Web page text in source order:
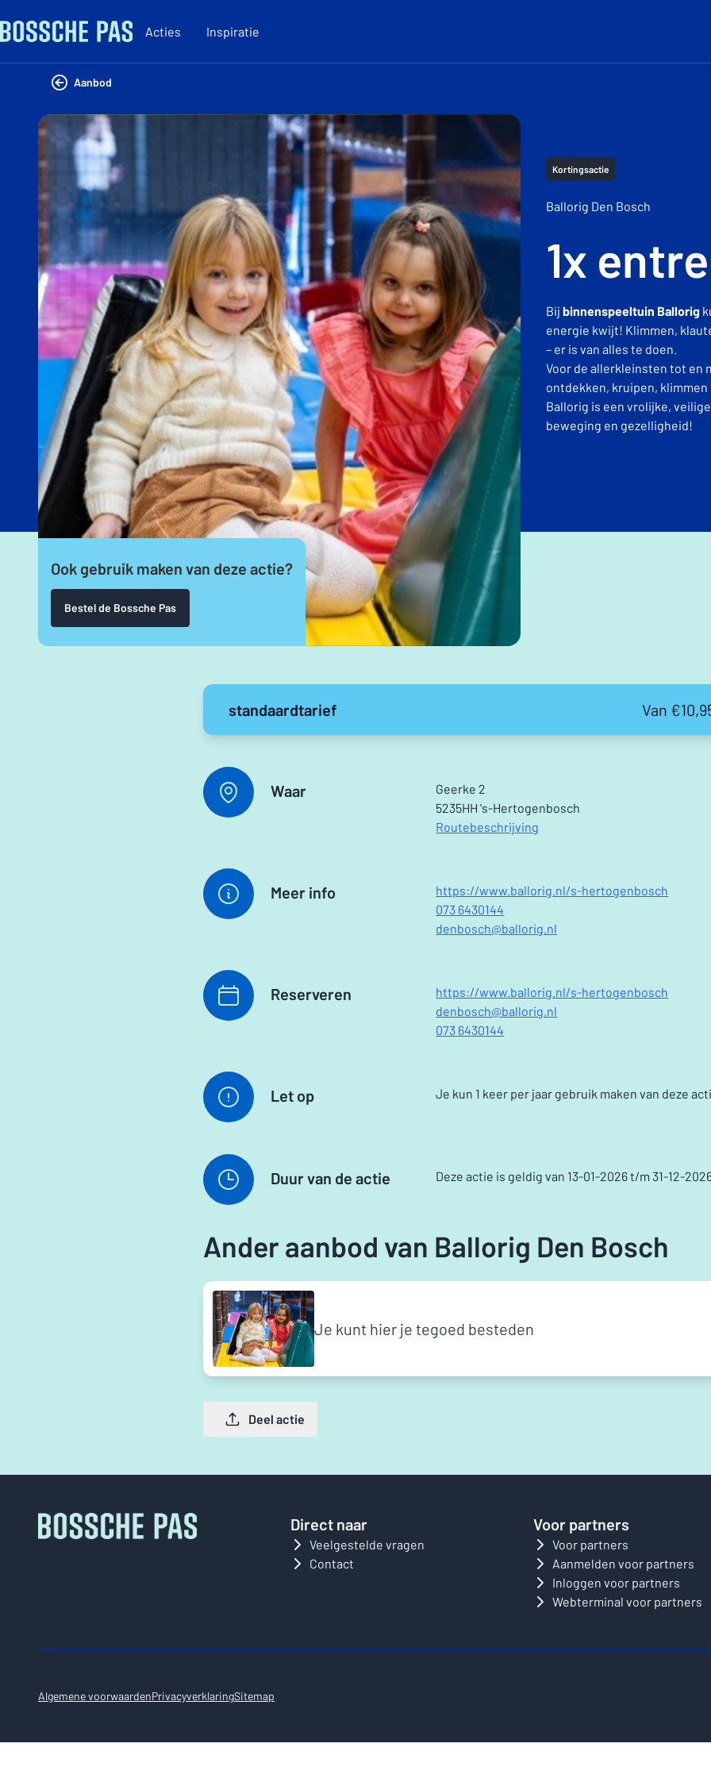
Acties Inspiratie
Aanbod
Kortingsactie
Ballorig Den Bosch
1x
Bij binnenspeeltuin Ballorig
energie kwijt! Klimmen,
– er is van alles te doen.
Voor de allerkleinsten tot en
ontdekken, kruipen,
Ballorig is een vrolijke,
beweging en gezelligheid!
Ook gebruik maken van deze actie?
Bestel de Bossche Pas
standaardtarief Van
Waar
Geerke 2
5235HH 's-Hertogenbosch
Routebeschrijving
Meer info
https://www.ballorig.nl/s-hertogenbosch
073 6430144
denbosch@ballorig.nl
Reserveren
https://www.ballorig.nl/s-hertogenbosch
denbosch@ballorig.nl
073 6430144
Let op Je kun 1 keer per jaar gebruik maken van deze
Duur van de actie Deze actie is geldig van 13-01-2026 t/m 31-12-
Ander aanbod van Ballorig Den Bosch
Je kunt hier je tegoed besteden
Deel actie
Direct naar
Veelgestelde vragen
Contact
Voor partners
Voor partners
Aanmelden voor partners
Inloggen voor partners
Webterminal voor partners
Algemene voorwaardenPrivacyverklaringSitemap